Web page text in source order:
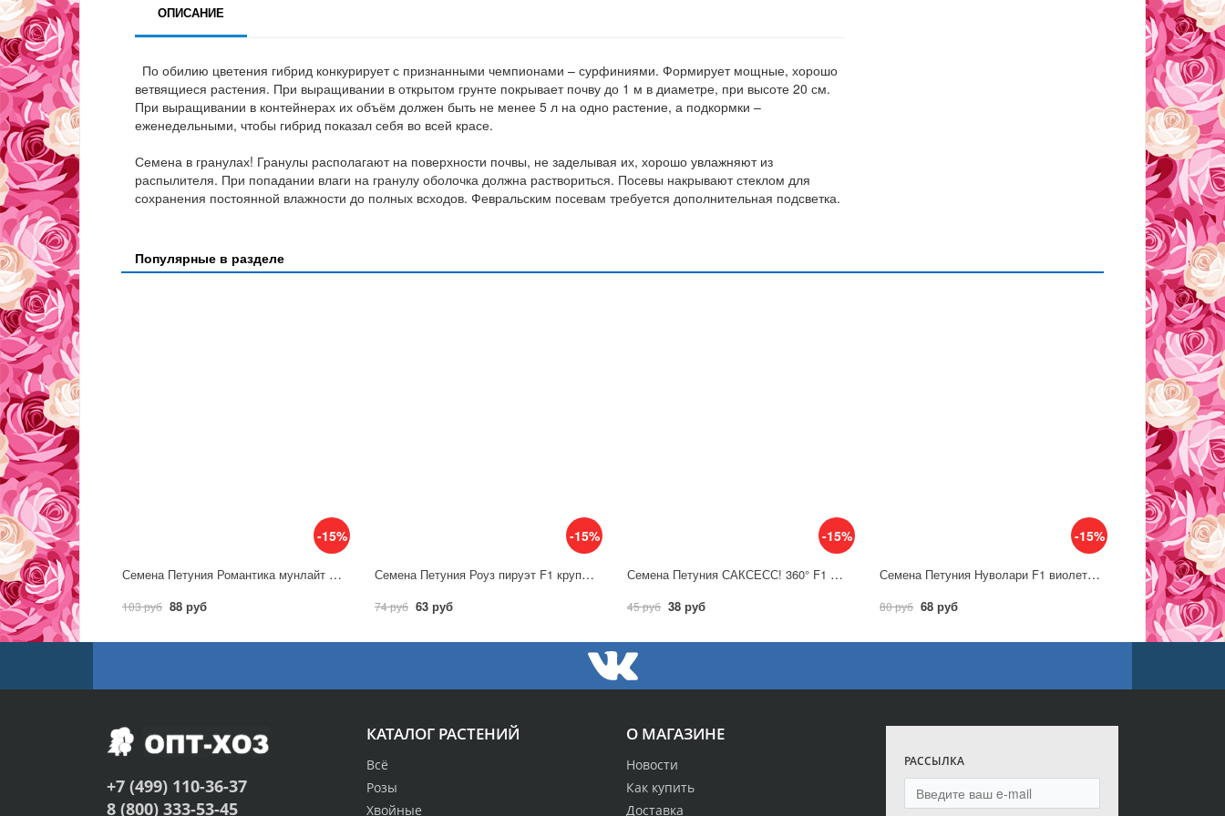
ОПИСАНИЕ
По обилию цветения гибрид конкурирует с признанными чемпионами – сурфиниями. Формирует мощные, хорошо
ветвящиеся растения. При выращивании в открытом грунте покрывает почву до 1 м в диаметре, при высоте 20 см.
При выращивании в контейнерах их объём должен быть не менее 5 л на одно растение, а подкормки –
еженедельными, чтобы гибрид показал себя во всей красе.
Семена в гранулах! Гранулы располагают на поверхности почвы, не заделывая их, хорошо увлажняют из
распылителя. При попадании влаги на гранулу оболочка должна раствориться. Посевы накрывают стеклом для
сохранения постоянной влажности до полных всходов. Февральским посевам требуется дополнительная подсветка.
Популярные в разделе
-15%
Семена Петуния Романтика мунлайт F1 / Аэлита
103 руб 88 руб
-15%
Семена Петуния Роуз пируэт F1 крупноцв. махровая / Аэлита
74 руб 63 руб
-15%
Семена Петуния САКСЕСС! 360° F1 Бургунди / Аэлита
45 руб 38 руб
-15%
Семена Петуния Нуволари F1 виолет / Аэлита
80 руб 68 руб
О МАГАЗИНЕ
Новости
Как купить
Доставка
КАТАЛОГ РАСТЕНИЙ
Всё
Розы
Хвойные
РАССЫЛКА
+7 (499) 110-36-37
8 (800) 333-53-45